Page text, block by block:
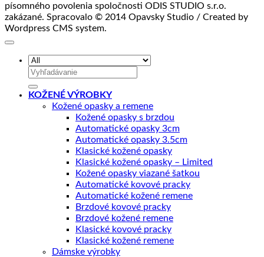
písomného povolenia spoločnosti ODIS STUDIO s.r.o.
zakázané. Spracovalo © 2014 Opavsky Studio / Created by
Wordpress CMS system.
Hľadať:
KOŽENÉ VÝROBKY
Kožené opasky a remene
Kožené opasky s brzdou
Automatické opasky 3cm
Automatické opasky 3.5cm
Klasické kožené opasky
Klasické kožené opasky – Limited
Kožené opasky viazané šatkou
Automatické kovové pracky
Automatické kožené remene
Brzdové kovové pracky
Brzdové kožené remene
Klasické kovové pracky
Klasické kožené remene
Dámske výrobky